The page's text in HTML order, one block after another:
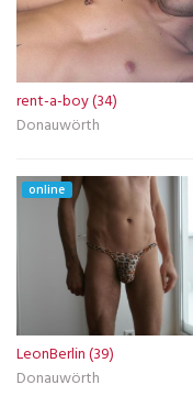
rent-a-boy (34)
Donauwörth
online
LeonBerlin (39)
Donauwörth